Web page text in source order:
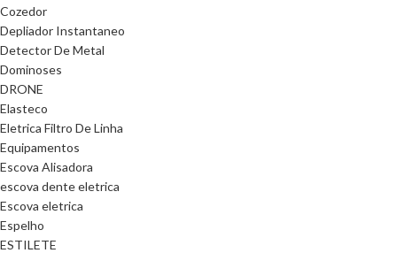
Cozedor
Depliador Instantaneo
Detector De Metal
Dominoses
DRONE
Elasteco
Eletrica Filtro De Linha
Equipamentos
Escova Alisadora
escova dente eletrica
Escova eletrica
Espelho
ESTILETE